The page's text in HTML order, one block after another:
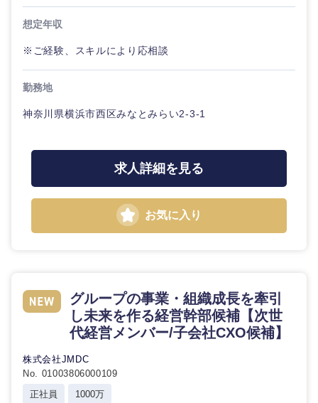
石川県 福井県
想定年収
※ご経験、スキルにより応相談
勤務地
神奈川県横浜市西区みなとみらい2-3-1
求人詳細を見る
お気に入り
グループの事業・組織成長を牽引
し未来を作る経営幹部候補【次世
代経営メンバー/子会社CXO候補】
株式会社JMDC
No. 01003806000109
正社員
1000万